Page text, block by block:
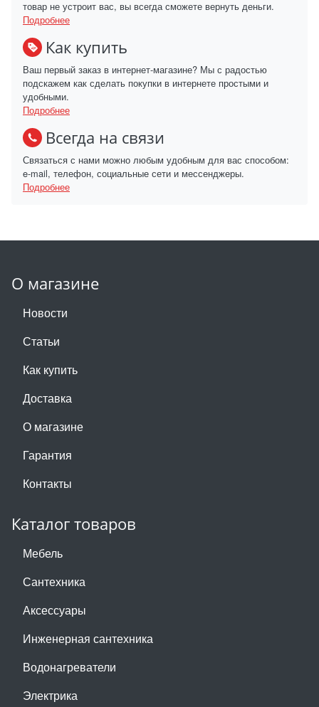
товар не устроит вас, вы всегда сможете вернуть деньги.
Подробнее
Как купить
Ваш первый заказ в интернет-магазине? Мы с радостью
подскажем как сделать покупки в интернете простыми и
удобными.
Подробнее
Всегда на связи
Связаться с нами можно любым удобным для вас способом:
e-mail, телефон, социальные сети и мессенджеры.
Подробнее
О магазине
Новости
Статьи
Как купить
Доставка
О магазине
Гарантия
Контакты
Каталог товаров
Мебель
Сантехника
Аксессуары
Инженерная сантехника
Водонагреватели
Электрика